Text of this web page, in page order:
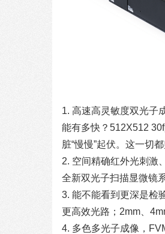
1. 高速高灵敏度双光子
能有多快？512X512
脏“慢慢”起伏。这一切
2. 空间精确红外光刺激
全新双光子扫描显微镜
3. 能不能看到更深是检
更高效光路；2mm、
4. 多色多光子成像，